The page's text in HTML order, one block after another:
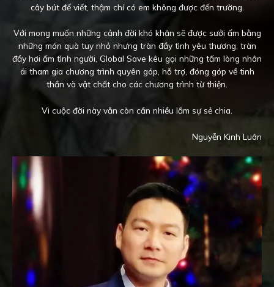
cây bút để viết, thậm chí có em không được đến trường.
Với mong muốn những cảnh đời khó khăn sẽ được sưởi ấm bằng
những món quà tuy nhỏ nhưng tràn đầy tình yêu thương, tràn
đầy hơi ấm tình người, Global Save kêu gọi những tấm lòng nhân
ái tham gia chương trình quyên góp, hỗ trợ, đóng góp về tinh
thần và vật chất cho các chương trình từ thiện.
Vì cuộc đời này vẫn còn cần nhiều lắm sự sẻ chia.
Nguyễn Kinh Luân